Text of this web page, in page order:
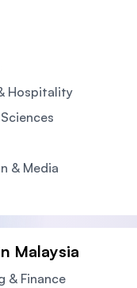
Hospitality
& Media
Malaysia
& Finance